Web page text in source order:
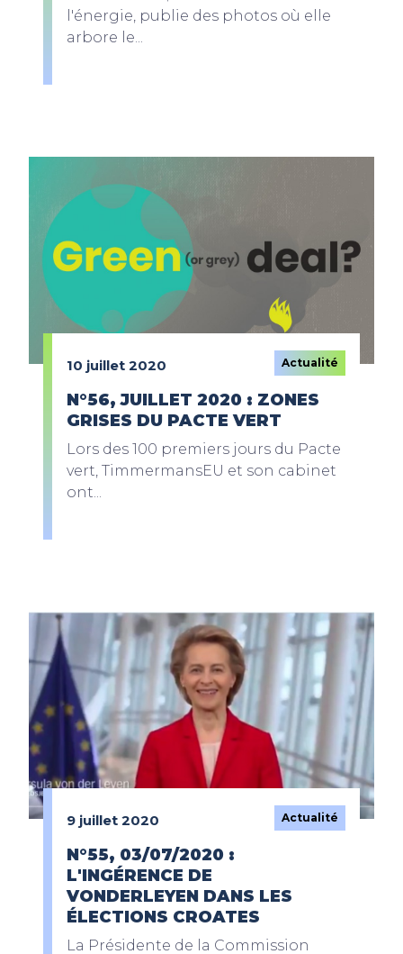
l'énergie, publie des photos où elle
arbore le...
10 juillet 2020 Actualité
N°56, JUILLET 2020 : ZONES
GRISES DU PACTE VERT
Lors des 100 premiers jours du Pacte
vert, TimmermansEU et son cabinet
ont...
9 juillet 2020 Actualité
N°55, 03/07/2020 :
L'INGÉRENCE DE
VONDERLEYEN DANS LES
ÉLECTIONS CROATES
La Présidente de la Commission